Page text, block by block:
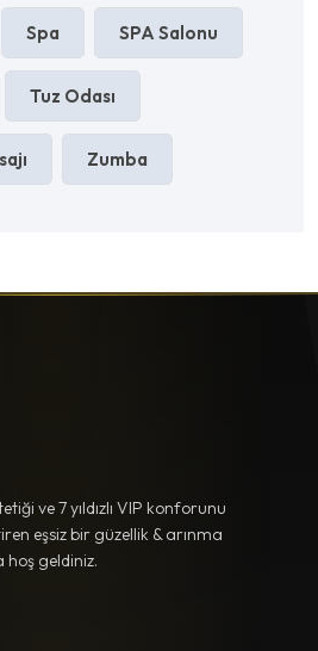
Spa SPA Salonu
Tuz Odası
Zumba
ve 7 yıldızlı VIP konforunu
eşsiz bir güzellik & arınma
hoş geldiniz.